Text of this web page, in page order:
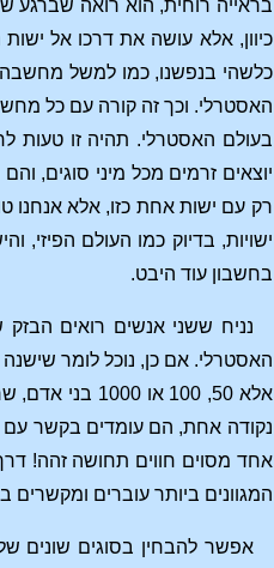
בראייה רוחית, הוא רואה שברגע
כיוון, אלא עושה את דרכו אל
כלשהי בנפשנו, כמו למשל מחשבה
האסטרלי. וכך זה קורה עם כל
בעולם האסטרלי. תהיה זו טעות
יוצאים זרמים מכל מיני סוגים,
רק עם ישות אחת כזו, אלא אנחנו
ישויות, בדיוק כמו העולם הפיזי,
בחשבון עוד היבט.
נניח ששני אנשים רואים
האסטרלי. אם כן, נוכל לומר
נקודה אחת, הם עומדים בקשר עם
אחד מסוים חווים תחושה זהה!
המגוונים ביותר עוברים ומקשרים
אפשר להבחין בסוגים שונים